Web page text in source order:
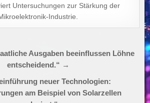
Untersuchungen zur Stärkung der
Industrie.
Ausgaben beeinflussen Löhne
entscheidend.“ →
neuer Technologien:
am Beispiel von Solarzellen